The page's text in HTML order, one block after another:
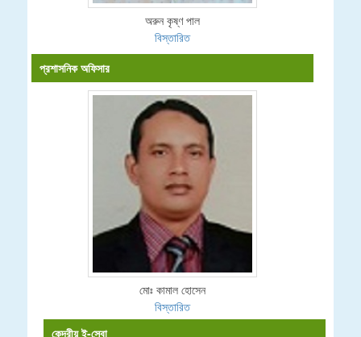
অরুন কৃষ্ণ পাল
বিস্তারিত
প্রশাসনিক অফিসার
মোঃ কামাল হোসেন
বিস্তারিত
কেন্দ্রীয় ই-সেবা